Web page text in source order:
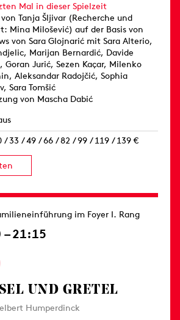
Mal in dieser Spielzeit
Tanja Šljivar (Recherche und
Mina Milošević) auf der Basis von
von Sara Glojnarić mit Sara Alterio,
Marijan Bernardić, Davide
Goran Jurić, Sezen Kaçar, Milenko
Aleksandar Radojčić, Sophia
Sara Tomšić
von Mascha Dabić
/ 33 / 49 / 66 / 82 / 99 / 119 / 139 €
im Foyer I. Rang
21:15
UND GRETEL
Humperdinck